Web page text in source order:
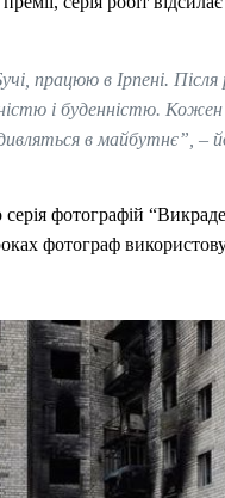
працюю в Ірпені. Після
і буденністю. Кожен
в майбутнє”, –
фотографій
фотограф